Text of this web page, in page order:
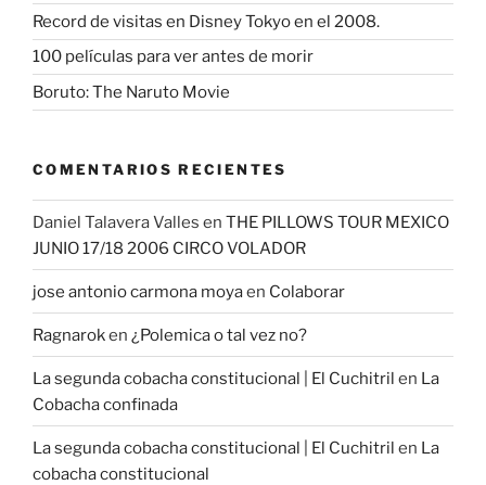
Record de visitas en Disney Tokyo en el 2008.
100 películas para ver antes de morir
Boruto: The Naruto Movie
COMENTARIOS RECIENTES
Daniel Talavera Valles en THE PILLOWS TOUR MEXICO
JUNIO 17/18 2006 CIRCO VOLADOR
jose antonio carmona moyaen Colaborar
Ragnaroken ¿Polemica o tal vez no?
La segunda cobacha constitucional | El Cuchitril en La
Cobacha confinada
La segunda cobacha constitucional | El Cuchitril en La
cobacha constitucional